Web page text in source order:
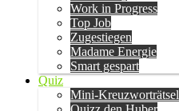
Work in Progress
Top Job
Zugestiegen
Madame Energie
Smart gespart
Quiz
Mini-Kreuzworträtsel